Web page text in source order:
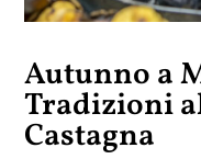
Autunno a
Tradizioni
Castagna